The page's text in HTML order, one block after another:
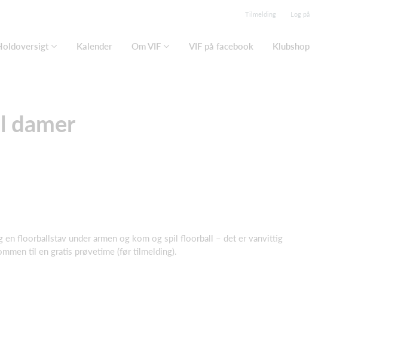
Tilmelding Log på
Kalender Om VIF VIF på facebook Klubshop
damer
en floorballstav under armen og kom og spil floorball – det er vanvittig
til en gratis prøvetime (før tilmelding).